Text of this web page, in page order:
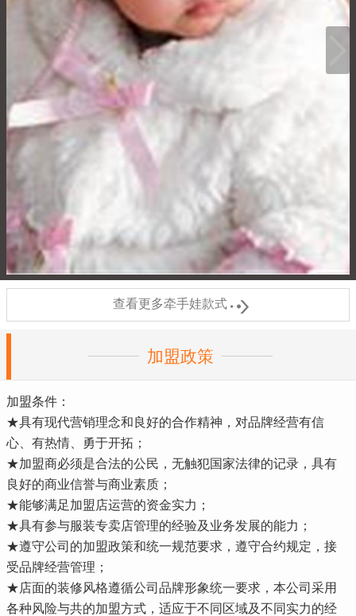
查看更多牵手娃款式
加盟政策
加盟条件：
★具有现代营销理念和良好的合作精神，对品牌经营有信
心、有热情、勇于开拓；
★加盟商必须是合法的公民，无触犯国家法律的记录，具有
良好的商业信誉与商业素质；
★能够满足加盟店运营的资金实力；
★具有参与服装专卖店管理的经验及业务发展的能力；
★遵守公司的加盟政策和统一规范要求，遵守合约规定，接
受品牌经营管理；
★店面的装修风格遵循公司品牌形象统一要求，本公司采用
各种风险与共的加盟方式，适应于不同区域及不同实力的经